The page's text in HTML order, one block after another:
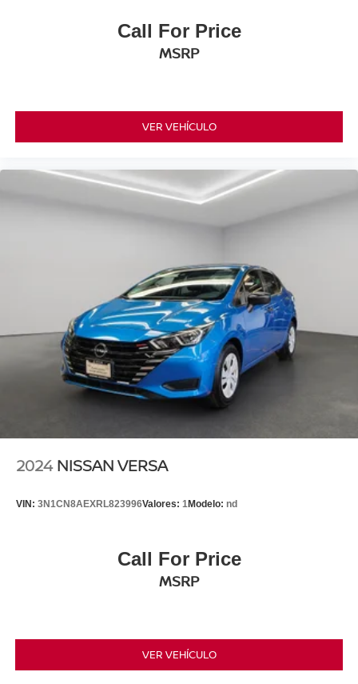
Call For Price
MSRP
VER VEHÍCULO
2024 NISSAN VERSA
VIN: 3N1CN8AEXRL823996Valores: 1Modelo: nd
Call For Price
MSRP
VER VEHÍCULO